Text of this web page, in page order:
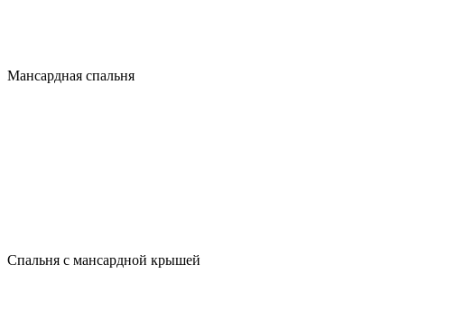
Мансардная спальня
Спальня с мансардной крышей